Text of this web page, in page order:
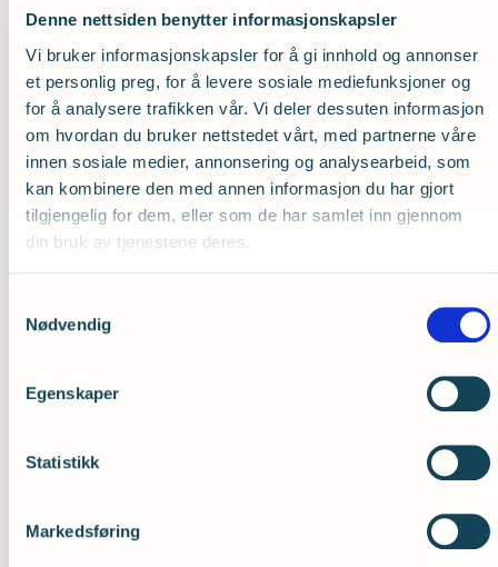
Denne nettsiden benytter informasjonskapsler
Vi bruker informasjonskapsler for å gi innhold og annonser
et personlig preg, for å levere sosiale mediefunksjoner og
for å analysere trafikken vår. Vi deler dessuten informasjon
om hvordan du bruker nettstedet vårt, med partnerne våre
innen sosiale medier, annonsering og analysearbeid, som
kan kombinere den med annen informasjon du har gjort
tilgjengelig for dem, eller som de har samlet inn gjennom
din bruk av tjenestene deres.
Nødvendig
Egenskaper
Statistikk
Markedsføring
Hørselshemmedes Landsforbund.
Støkket påpeker at en slik inkorporering vil
styrke mulighetene personer med ulike
funksjonsnedsettelser har til å delta i
samfunnet på lik linje med alle andre.
-- Dette er en seier for likestilling, inkludering og
mangfold. For personer med
hørselsutfordringer vil dette bidra til en styrking
oppnå en mer rettferdig behandling av
hørselshemmede i hele landet, uavhengig av